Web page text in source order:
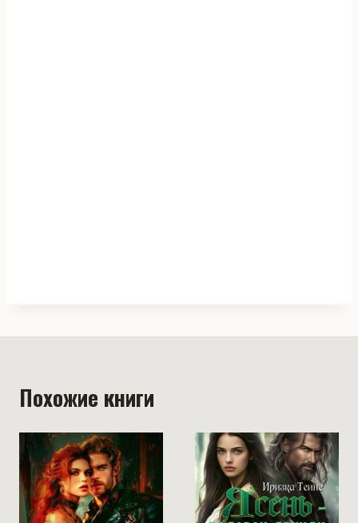
Похожие книги